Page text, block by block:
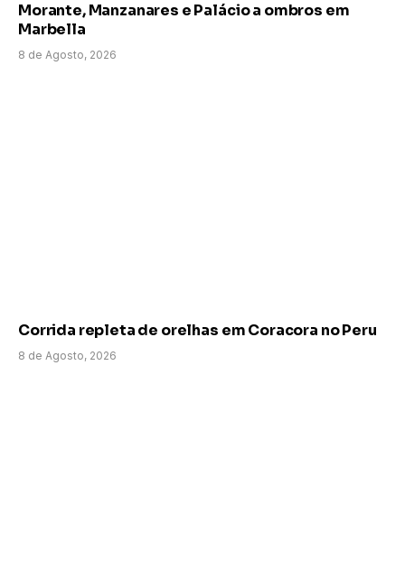
Morante, Manzanares e Palácio a ombros em
Marbella
8 de Agosto, 2026
Corrida repleta de orelhas em Coracora no Peru
8 de Agosto, 2026